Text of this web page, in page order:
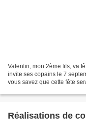
Valentin, mon 2ème fils, va
invite ses copains le 7
vous savez que cette fête
Réalisations de